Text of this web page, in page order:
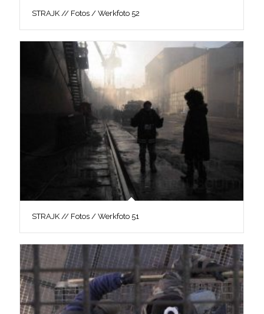
STRAJK // Fotos / Werkfoto 52
STRAJK // Fotos / Werkfoto 51